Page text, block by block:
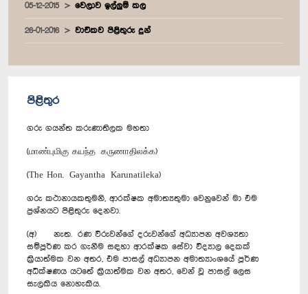
05-12-2015 වෙලාව ඉල්ලුම් කල
26-01-2016 වාචිකව පිළිතුරු දුන්
පිළිතුර
ගරු ගයන්ත කරුණාතිලක මහතා
(மாண்புமிகு கயந்த கருணாதிலக்க)
(The Hon. Gayantha Karunatileka)
ගරු කථානායකතුමනි, ආරක්ෂක අමාත්‍යතුමා වෙනුවෙන් මා එම
ප්‍රශ්නයට පිළිතුරු දෙනවා.
(අ) නැත. රණ විරුවන්ගේ දරුවන්ගේ අධ්‍යාපන අවශ්‍යතා
සම්පූර්ණ කර ගැනීම සඳහා ආරක්ෂක සේවා විද්‍යාල දෙකක්
ක්‍රියාත්මක වන අතර, එම පාසල් අධ්‍යාපන අමාත්‍යාංශයේ පූර්ණ
අධීක්ෂණය යටතේ ක්‍රියාත්මක වන අතර, වෙන් වූ පාසල් ලෙස
සැලකිය නොහැකිය.